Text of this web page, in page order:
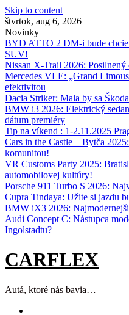
Skip to content
štvrtok, aug 6, 2026
Novinky
BYD ATTO 2 DM-i bude
SUV!
Nissan X‑Trail 2026:
Mercedes VLE: „Grand
efektivitou
Dacia Striker: Mala by sa
BMW i3 2026: Elektrický
dátum premiéry
Tip na víkend : 1-2.11.2025
Cars in the Castle – Bytča
komunitou!
VR Customs Party 2025:
automobilovej kultúry!
Porsche 911 Turbo S 2026:
Cupra Tindaya: Užite si jazdu
BMW iX3 2026:
Audi Concept C: Nástupca
Ingolstadtu?
CARFLEX
Autá, ktoré nás bavia…